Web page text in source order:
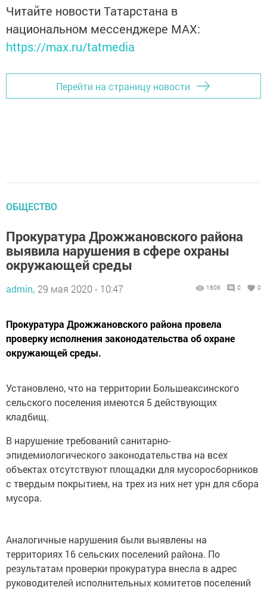
Читайте новости Татарстана в
национальном мессенджере MАХ:
https://max.ru/tatmedia
Перейти на страницу новости
ОБЩЕСТВО
Прокуратура Дрожжановского района
выявила нарушения в сфере охраны
окружающей среды
admin, 29 мая 2020 - 10:47 1606 0 0
Прокуратура Дрожжановского района провела
проверку исполнения законодательства об охране
окружающей среды.
Установлено, что на территории Большеаксинского
сельского поселения имеются 5 действующих
кладбищ.
В нарушение требований санитарно-
эпидемиологического законодательства на всех
объектах отсутствуют площадки для мусоросборников
с твердым покрытием, на трех из них нет урн для сбора
мусора.
Аналогичные нарушения были выявлены на
территориях 16 сельских поселений района. По
результатам проверки прокуратура внесла в адрес
руководителей исполнительных комитетов поселений